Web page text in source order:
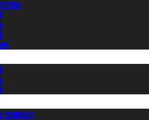
고벽돌
릭
전제품보기